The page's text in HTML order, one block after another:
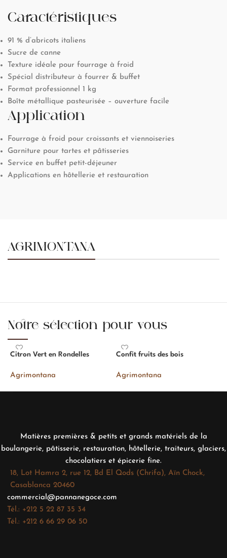
Caractéristiques
91 % d’abricots italiens
Sucre de canne
Texture idéale pour fourrage à froid
Spécial distributeur à fourrer & buffet
Format professionnel 1 kg
Boîte métallique pasteurisée – ouverture facile
Application
Fourrage à froid pour croissants et viennoiseries
Garniture pour tartes et pâtisseries
Service en buffet petit-déjeuner
Applications en hôtellerie et restauration
AGRIMONTANA
Notre sélection pour vous
Citron Vert en Rondelles
Agrimontana
Confit fruits des bois
Agrimontana
Matières premières & petits et grands matériels de la
boulangerie, pâtisserie, restauration, hôtellerie, traiteurs, glaciers,
chocolatiers et épicerie fine.
18, Lot Hamra 2, rue 12, Bd El Qods (Chrifa), Aïn Chock,
Casablanca 20460
commercial@pannanegoce.com
Tél.: +212 5 22 87 35 34
Tél.: +212 6 66 29 06 50